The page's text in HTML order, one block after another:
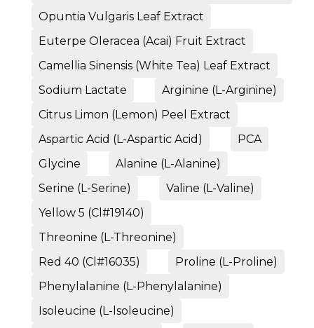
Opuntia Vulgaris Leaf Extract
Euterpe Oleracea (Acai) Fruit Extract
Camellia Sinensis (White Tea) Leaf Extract
Sodium Lactate
Arginine (L-Arginine)
Citrus Limon (Lemon) Peel Extract
Aspartic Acid (L-Aspartic Acid)
PCA
Glycine
Alanine (L-Alanine)
Serine (L-Serine)
Valine (L-Valine)
Yellow 5 (Cl#19140)
Threonine (L-Threonine)
Red 40 (Cl#16035)
Proline (L-Proline)
Phenylalanine (L-Phenylalanine)
Isoleucine (L-lsoleucine)